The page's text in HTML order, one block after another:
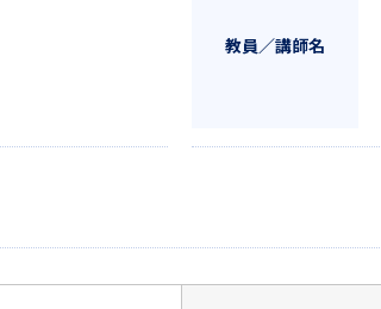
教員／講師名